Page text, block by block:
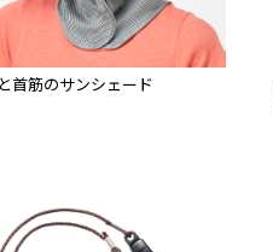
首筋のサンシェード